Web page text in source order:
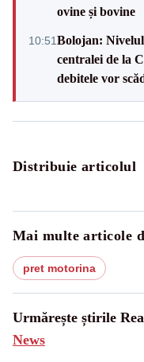
ovine și bovine
10:51Bolojan:
centralei de la
debitele vor
Distribuie articolul
Mai multe articole
pret motorina
Urmărește știrile
News